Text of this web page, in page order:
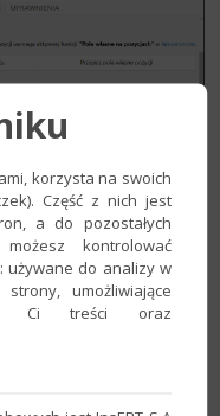
klawiaturze klawiszF2
danych.
korzysta na swoich
Część z nich jest
a do pozostałych
kontrolować
używane do analizy w
umożliwiające
Ci treści oraz